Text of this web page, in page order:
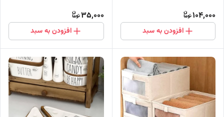
104,000
افزودن به سبد
35,000
افزودن به سبد